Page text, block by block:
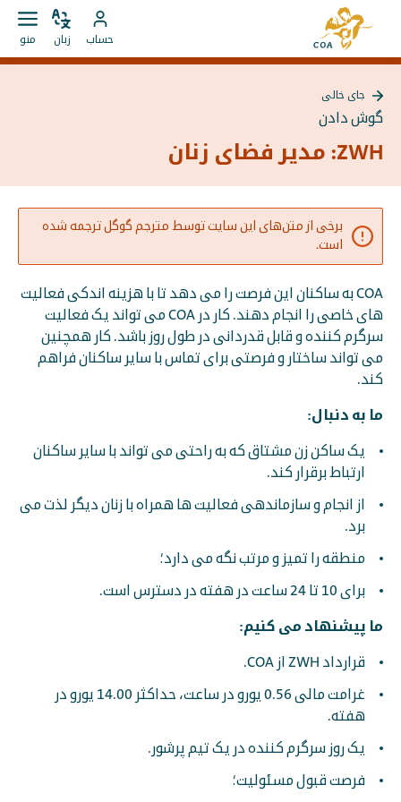
مستقیما
محتوا
صفحه
اصلی
به
حساب
حساب
زبان
تغییر
زبان
باز
منو
منو
بازگشت
به
Page
جای خالی
گوش دادن
ZWH: مدیر فضای زنان
برخی از متن‌های این سایت توسط مترجم گوگل ترجمه شده
است.
COA به ساکنان این فرصت را می دهد تا با هزینه اندکی فعالیت
های خاصی را انجام دهند. کار در COA می تواند یک فعالیت
سرگرم کننده و قابل قدردانی در طول روز باشد. کار همچنین
می تواند ساختار و فرصتی برای تماس با سایر ساکنان فراهم
کند.
ما به دنبال:
یک ساکن زن مشتاق که به راحتی می تواند با سایر ساکنان
ارتباط برقرار کند.
از انجام و سازماندهی فعالیت ها همراه با زنان دیگر لذت می
برد.
منطقه را تمیز و مرتب نگه می دارد؛
برای 10 تا 24 ساعت در هفته در دسترس است.
ما پیشنهاد می کنیم:
قرارداد ZWH از COA.
غرامت مالی 0.56 یورو در ساعت، حداکثر 14.00 یورو در
هفته.
یک روز سرگرم کننده در یک تیم پرشور.
فرصت قبول مسئولیت؛